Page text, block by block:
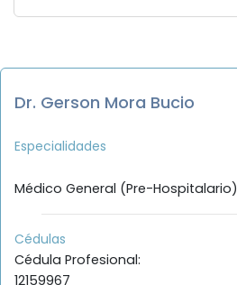
Dr. Gerson Mora Bucio
Especialidades
Médico General (Pre-Hospitalario)
Cédulas
Cédula Profesional:
12159967